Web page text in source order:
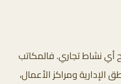
نشاط تجاري. فالمكاتب
الإدارية ومراكز الأعمال،